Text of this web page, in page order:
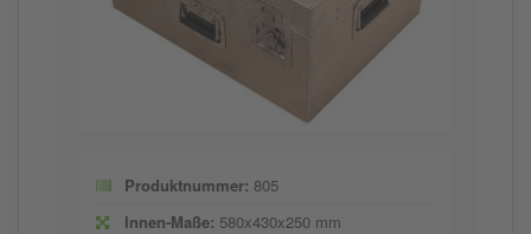
Produktnummer: 805
Innen-Maße: 580x430x250 mm